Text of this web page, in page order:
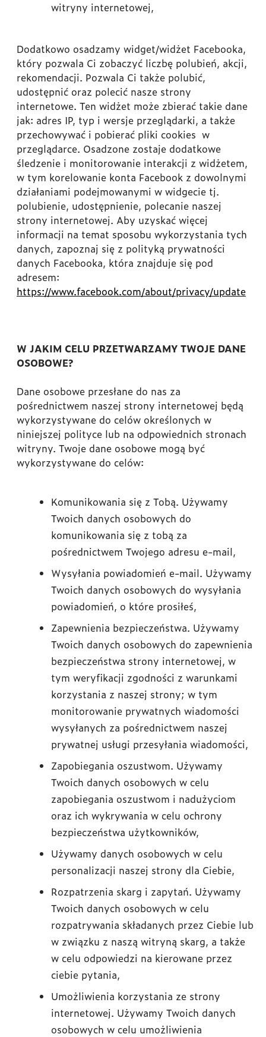
witryny internetowej,
Dodatkowo osadzamy widget/widżet Facebooka,
który pozwala Ci zobaczyć liczbę polubień, akcji,
rekomendacji. Pozwala Ci także polubić,
udostępnić oraz polecić nasze strony
internetowe. Ten widżet może zbierać takie dane
jak: adres IP, typ i wersje przeglądarki, a także
przechowywać i pobierać pliki cookies w
przeglądarce. Osadzone zostaje dodatkowe
śledzenie i monitorowanie interakcji z widżetem,
w tym korelowanie konta Facebook z dowolnymi
działaniami podejmowanymi w widgecie tj.
polubienie, udostępnienie, polecanie naszej
strony internetowej. Aby uzyskać więcej
informacji na temat sposobu wykorzystania tych
danych, zapoznaj się z polityką prywatności
danych Facebooka, która znajduje się pod
adresem:
https://www.facebook.com/about/privacy/update
W JAKIM CELU PRZETWARZAMY TWOJE DANE
OSOBOWE?
Dane osobowe przesłane do nas za
pośrednictwem naszej strony internetowej będą
wykorzystywane do celów określonych w
niniejszej polityce lub na odpowiednich stronach
witryny. Twoje dane osobowe mogą być
wykorzystywane do celów:
Komunikowania się z Tobą. Używamy
Twoich danych osobowych do
komunikowania się z tobą za
pośrednictwem Twojego adresu e-mail,
Wysyłania powiadomień e-mail. Używamy
Twoich danych osobowych do wysyłania
powiadomień, o które prosiłeś,
Zapewnienia bezpieczeństwa. Używamy
Twoich danych osobowych do zapewnienia
bezpieczeństwa strony internetowej, w
tym weryfikacji zgodności z warunkami
korzystania z naszej strony; w tym
monitorowanie prywatnych wiadomości
wysyłanych za pośrednictwem naszej
prywatnej usługi przesyłania wiadomości,
Zapobiegania oszustwom. Używamy
Twoich danych osobowych w celu
zapobiegania oszustwom i nadużyciom
oraz ich wykrywania w celu ochrony
bezpieczeństwa użytkowników,
Używamy danych osobowych w celu
personalizacji naszej strony dla Ciebie,
Rozpatrzenia skarg i zapytań. Używamy
Twoich danych osobowych w celu
rozpatrywania składanych przez Ciebie lub
w związku z naszą witryną skarg, a także
w celu odpowiedzi na kierowane przez
ciebie pytania,
Umożliwienia korzystania ze strony
internetowej. Używamy Twoich danych
osobowych w celu umożliwienia